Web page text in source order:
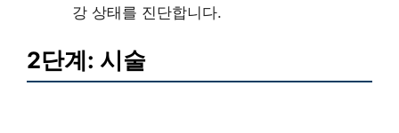
강 상태를 진단합니다.
2단계: 시술